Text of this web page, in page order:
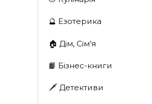
🔮 Езотерика
🏠 Дім, Сім’я
📙 Бізнес-книги
🗡 Детективи